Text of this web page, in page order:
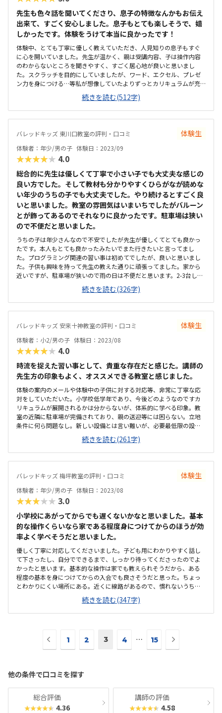
先生も色々話を聞いてくださり、息子の特徴なんかもお伝え
出来て、すごく安心しました。息子もとても楽しそうで、嬉
しかったです。体験をうけて本当に良かったです！
体験中、とても丁寧に優しく教えていただき、人見知りの息子もすぐ
に心を開いていました。先生が温かく、親は受講内容、子は操作内容
のわからないところを聞きやすく、すごく居心地が良いと思いまし
た。スクラッチを目的にしていましたが、ワード、エクセル、プレゼ
ン力を身につける…等私が想像していたよりずっとカリキュラムが充
実していて驚きました。プログラミングばかり考えていましたが、内
容を聞いて総合的に出来る事の大切さに気付けました。とても自然豊
かな場所です。冬はちょっと大変かもしれないですが、静かで自然に
囲まれて素敵な環境だと思います。ICのすぐそばなので、高速道路を使
ごく居心地が良い環境でした。室内はパソコンデスクと椅子が完備さ
れ、リラックス出来る良い環境でした。プログラミングを教えてくれ
る会社の中ではとても良心的な料金設定だと思います。また、都合の
悪い日は授業日の振替が出来る事もとてもありがたいです。45回と90
回と選べるのも、とても良いと思いました。先生の温かい雰囲気、教
室のレトロな感じとカリキュラム、全て良かったです。息子も楽しか
ったー！と喜んでいました。
続きを読む(512字)
バレッドキッズ 東川口教室の評判・口コミ 体験生
体験者：年少/男の子 体験日：2023/09
★★★★★ 4.0
総合的に先生は優しくて丁寧で小さい子でも大丈夫な感じの
良い方でした。そして教材も分かりやすくひらがなが読めな
い年少のうちの子でも大丈夫でした。やり続けるとすごく良
いと思いました。教室の雰囲気はいまいちでしたがバルーン
とが飾ってあるのでそれなりに良かったです。駐車場は狭い
ので不便だと思いました。
うちの子は年少さんなので不安でしたが先生が優しくてとても良かっ
たです。本人もとても良かったみたいでまた行きたいと言ってまし
た。プログラミング関連の習い事は初めてでしたが、良いと思いまし
た。子供も興味を持って先生の教えた通りに頑張ってました。家から
近いですが、駐車場が狭いので雨の日は不便だと思います。2-3台しか
止められないしすごく狭いです。習い事で通う教室イメージとは違う
感じでしたがバルーンが何個か置いてあるので無いよりはいいと思い
ました。普通の料金かなぁと思います。もっと安い料金のところは見
てないです。もっと高い料金のところは見ました。先生と教材は良か
で長く通わせたいと思ってます。
続きを読む(326字)
バレッドキッズ 安来十神教室の評判・口コミ 体験生
体験者：小2/男の子 体験日：2023/08
★★★★★ 4.0
時流を捉えた習い事として、貴重な存在だと感じた。講師の
先生方の印象もよく、オススメできる教室と感じました。
体験の案内のメールや体験中の子供に対する対応等、非常に丁寧な応
対をしていただいた。小学校低学年であり、今後どのようなのですカ
リキュラムが展開されるかは分からないが、体系的に学べる印象。教
室の近隣に駐車場が完備されており、親の送迎等には困らない。立地
条件に何ら問題なし。新しい設備とは言い難いが、必要最低限の設備
は整っている印象で、受講環境は問題ないと感じた。子供のスキルが
どこまで向上するか未知数な部分があるが、受講時間に対しては少し
割高な印象。子供は凄く関心を持って臨んでいた。優しく丁寧にご指
導いただき、感謝している。
続きを読む(261字)
バレッドキッズ 梅坪教室の評判・口コミ 体験生
体験者：年少/男の子 体験日：2023/08
★★★★★ 3.0
小学校にあがってからでも遅くないかなと思いました。基本
的な操作くらいなら家である程度身につけてからのほうが効
率よく学べそうだと思いました。
優しく丁寧に対応してくださいました。子ども用にわかりやすく話し
て下さったし、自分でできるまで、しっかり待ってくださったのでよ
かったと思います。基本的な操作は家でも教えられそうだから、ある
程度の基本を身につけてからの入会でも良さそうだと思った。ちょっ
とわかりにくい場所にある。近くに線路があるので、慣れないうちは
電車の通る音にびっくりします。広すぎず、落ち着いてできる空間。も
う少し個別でできるように、隣との間に仕切りがあってもいいなと感
じました。いまいち説明不足で料金がよくわからなかったです。いた
ことも多いとおっしゃってましたがハマりそうでちょっと心配にもな
りました。
続きを読む(347字)
前
ジ
へ
1 2 3 4 ⋯ 15
次
へ
他の条件で口コミを探す
総合評価
★★★★★ 4.36
講師の評価
★★★★★ 4.58